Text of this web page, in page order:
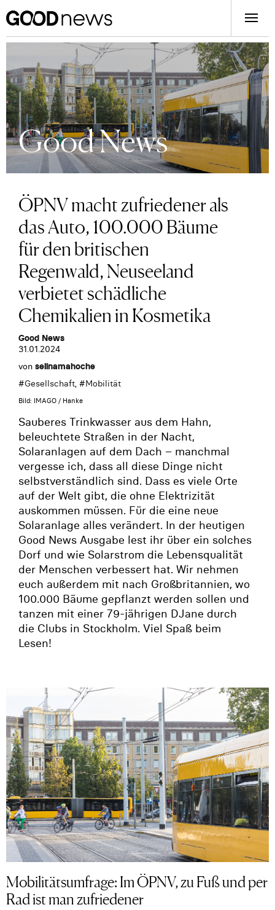
Good News
ÖPNV macht zufriedener als
das Auto, 100.000 Bäume
für den britischen
Regenwald, Neuseeland
verbietet schädliche
Chemikalien in Kosmetika
Good News
31.01.2024
von selinamahoche
#Gesellschaft, #Mobilität
Bild: IMAGO / Hanke
Sauberes Trinkwasser aus dem Hahn,
beleuchtete Straßen in der Nacht,
Solaranlagen auf dem Dach – manchmal
vergesse ich, dass all diese Dinge nicht
selbstverständlich sind. Dass es viele Orte
auf der Welt gibt, die ohne Elektrizität
auskommen müssen. Für die eine neue
Solaranlage alles verändert. In der heutigen
Good News Ausgabe lest ihr über ein solches
Dorf und wie Solarstrom die Lebensqualität
der Menschen verbessert hat. Wir nehmen
euch außerdem mit nach Großbritannien, wo
100.000 Bäume gepflanzt werden sollen und
tanzen mit einer 79-jährigen DJane durch
die Clubs in Stockholm. Viel Spaß beim
Lesen!
Mobilitätsumfrage: Im ÖPNV, zu Fuß und per
Rad ist man zufriedener